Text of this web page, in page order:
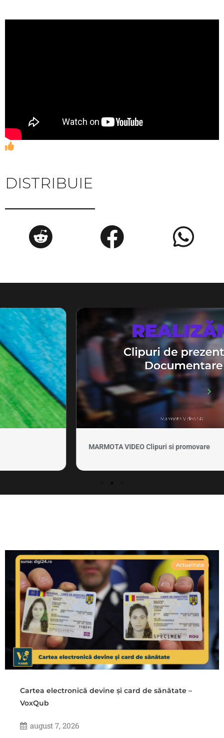
DISTRIBUIE
MARMOTA VIDEO Clipuri si promovare
Actualitate
Cartea electronică devine și card de sănătate –
VoxQub
august 7, 2026